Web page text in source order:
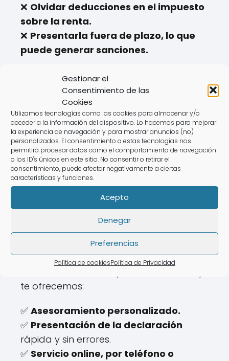
Gestionar el
Consentimiento de las
Cookies
Utilizamos tecnologías como las cookies para almacenar y/o
acceder a la información del dispositivo. Lo hacemos para mejorar
la experiencia de navegación y para mostrar anuncios (no)
personalizados. El consentimiento a estas tecnologías nos
permitirá procesar datos como el comportamiento de navegación
o los ID's únicos en este sitio. No consentir o retirar el
consentimiento, puede afectar negativamente a ciertas
características y funciones.
Acepto
Denegar
Preferencias
Política de cookiesPolítica de Privacidad
❌ Olvidar deducciones en el impuesto
sobre la renta.
❌ Presentarla fuera de plazo, lo que
puede generar sanciones.
Con un experto de AsesoraTech,
evitarás estos errores fácilmente.
Con un experto de AsesoraTech, te
librarás de estos equivocaciones de
manera sencilla.
Ventajas de Hacer la
Declaración con
AsesoraTech
EnAsesoraTech, actuamos como
te ofrecemos:
✅ Asesoramiento personalizado.
✅ Presentación de la declaración
rápida y sin errores.
✅ Servicio online, por teléfono o